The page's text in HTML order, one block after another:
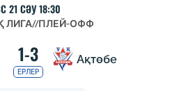
21 СӘУ 18:30
ЛИГА//ПЛЕЙ-ОФФ
1-3
ЕРЛЕР
Ақтөбе